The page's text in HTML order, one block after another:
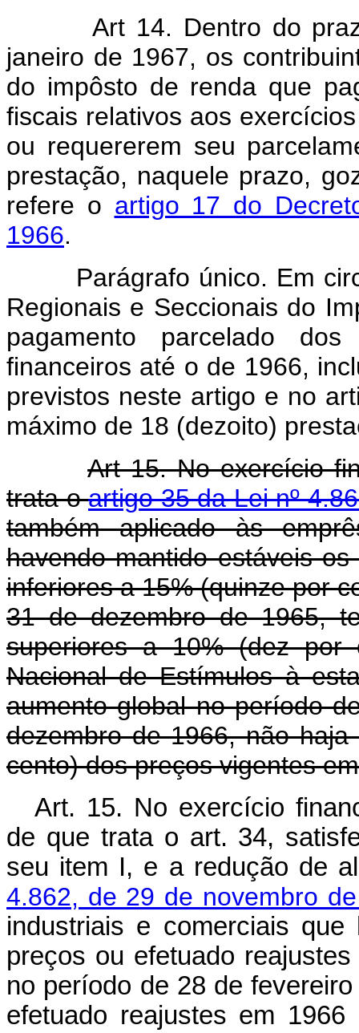
Art 14. Dentro do prazo
janeiro de 1967, os
do impôsto de renda que
fiscais relativos aos
ou requererem seu
prestação, naquele prazo,
refere o artigo 17 do
1966.
Parágrafo único. Em
Regionais e Seccionais do
pagamento parcelado
financeiros até o de 1966,
previstos neste artigo e no
máximo de 18 (dezoito)
Art 15. No exercício
trata oartigo 35 da Lei nº
também aplicado às
havendo mantido estáveis
inferiores a 15% (quinze por
31 de dezembro de 1965,
superiores a 10% (dez por
Nacional de Estímulos à
aumento global no período
dezembro de 1966, não
cento) dos preços vigentes
Art. 15. No exercício
de que trata o art. 34,
seu item I, e a redução de
4.862, de 29 de novembro
industriais e comerciais
preços ou efetuado
no período de 28 de
efetuado reajustes em